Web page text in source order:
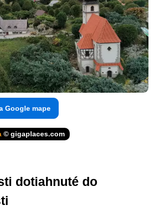
Google mape
© gigaplaces.com
dotiahnuté do